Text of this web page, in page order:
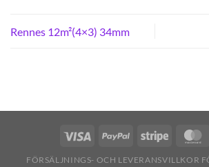
Rennes 12m²(4×3) 34mm
FÖRSÄLJNINGS- OCH LEVERANSVILLKOR